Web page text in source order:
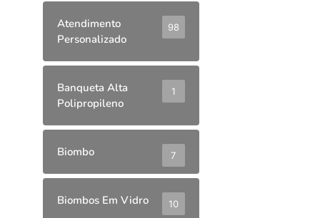
Atendimento
Personalizado
98
Banqueta Alta
Polipropileno
1
Biombo 7
Biombos Em Vidro 10